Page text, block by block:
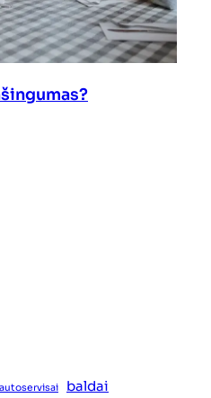
autoservisai baldai